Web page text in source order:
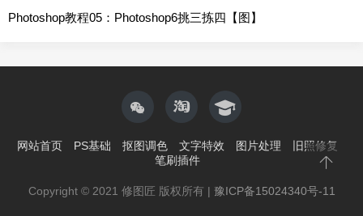
Photoshop教程05：Photoshop6挑三拣四【图】
网站首页 PS基础 抠图调色 文字特效 图片处理
旧照修复
笔刷插件
Copyright © 2021 修图匠 版权所有 | 豫ICP备15024340号-11